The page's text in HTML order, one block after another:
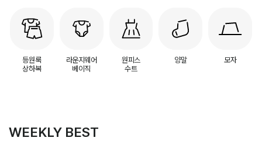
등원룩
상하복
라운지웨어
베이직
원피스
수트
양말 모자
WEEKLY BEST